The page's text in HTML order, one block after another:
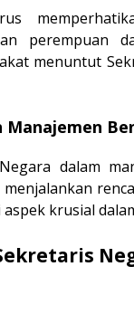
perempuan
menuntut
Manajemen
dalam
krusial